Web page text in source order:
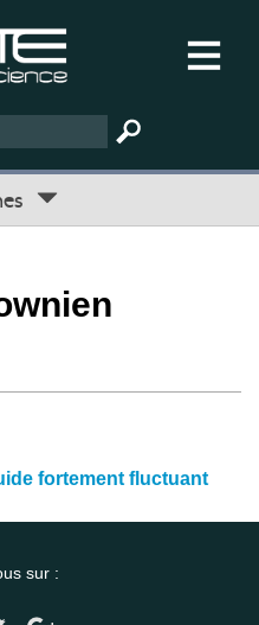
fortement fluctuant
sur :